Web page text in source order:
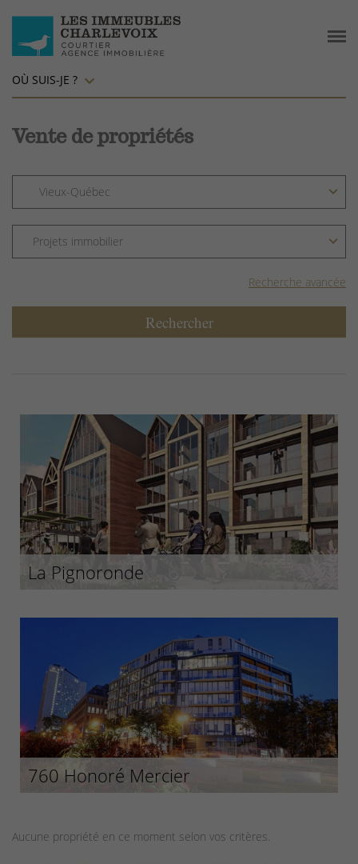
OÙ SUIS-JE ?
Vente de propriétés
Recherche avancée
Rechercher
La Pignoronde
760 Honoré Mercier
Aucune propriété en ce moment selon vos critères.